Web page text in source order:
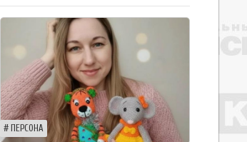
ПЕРСОНА